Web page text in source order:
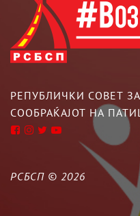
РЕПУБЛИЧКИ СОВЕТ
СООБРАЌАЈОТ НА
РСБСП © 2026